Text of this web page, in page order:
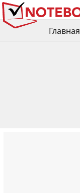
Главная